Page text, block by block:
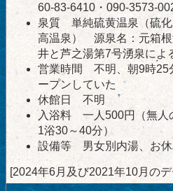
60-83-6410・090-3573-
泉質 単純硫黄温泉（硫
高温泉） 源泉名：元箱
井と芦之湯第7号湧泉によ
営業時間 不明、朝9時25
ープンしていた
休館日 不明
入浴料 一人500円（無人
1浴30～40分）
設備等 男女別内湯、お休
[2024年6月及び2021年10月のデ